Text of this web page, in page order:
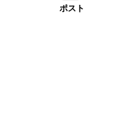
ポスト